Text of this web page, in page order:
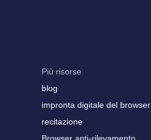
Più risorse
blog
impronta digitale del browser
recitazione